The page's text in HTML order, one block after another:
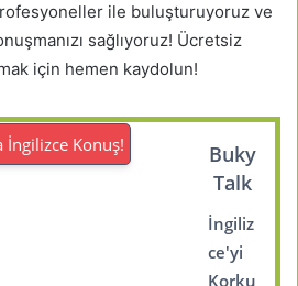
ile buluşturuyoruz ve
sağlıyoruz! Ücretsiz
için hemen kaydolun!
İngilizce Konuş!
Buky
Talk
İngiliz
ce'yi
Korku